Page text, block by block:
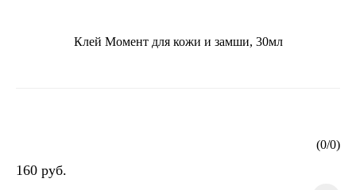
Клей Момент для кожи и замши, 30мл
(0/0)
160 руб.